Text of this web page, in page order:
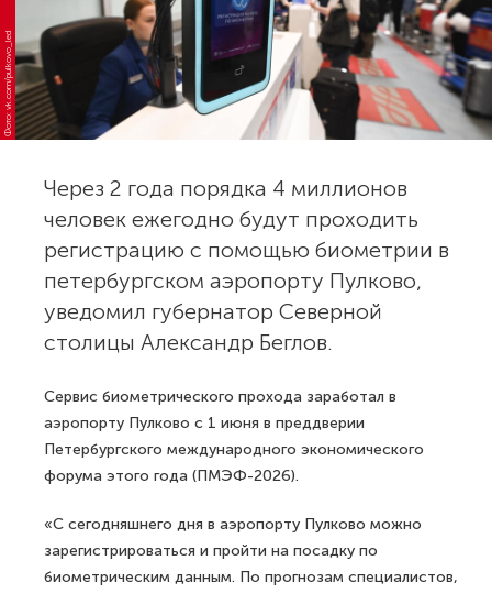
Фото: vk.com/pulkovo_led
Через 2 года порядка 4 миллионов
человек ежегодно будут проходить
регистрацию с помощью биометрии в
петербургском аэропорту Пулково,
уведомил губернатор Северной
столицы Александр Беглов.
Сервис биометрического прохода заработал в
аэропорту Пулково с 1 июня в преддверии
Петербургского международного экономического
форума этого года (ПМЭФ-2026).
«С сегодняшнего дня в аэропорту Пулково можно
зарегистрироваться и пройти на посадку по
биометрическим данным. По прогнозам специалистов,